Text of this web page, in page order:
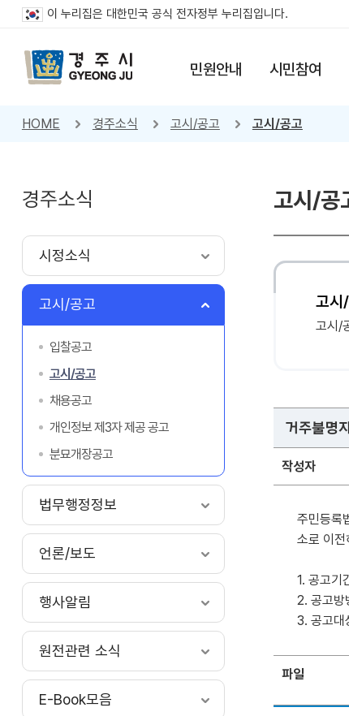
이 누리집은 대한민국 공식 전자정부 누리집입니다.
민원안내 시민참여
HOME 경주소식 고시/공고 고시/공고
경주소식
시정소식
고시/공고
입찰공고
고시/공고
채용공고
개인정보 제3자 제공 공고
분묘개장공고
법무행정정보
언론/보도
행사알림
원전관련 소식
E-Book모음
고시/공
고시
고시/
거주불명
작성자
주민등록
소로 이
1. 공고
2. 공고방
3. 공고대
파일